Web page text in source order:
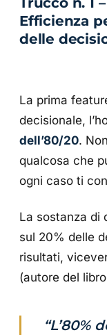
Efficienza
delle
La prima
decisionale,
dell’80/20.
qualcosa che
ogni caso ti
La sostanza di
sul 20% delle
risultati,
(autore del
“L’80%